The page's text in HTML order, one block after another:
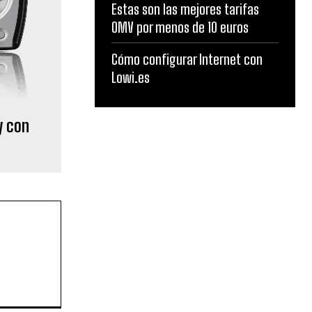
con
Estas son las mejores tarifas
OMV por menos de 10 euros
Cómo configurar Internet con
Lowi.es